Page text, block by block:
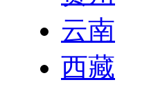
云南
西藏